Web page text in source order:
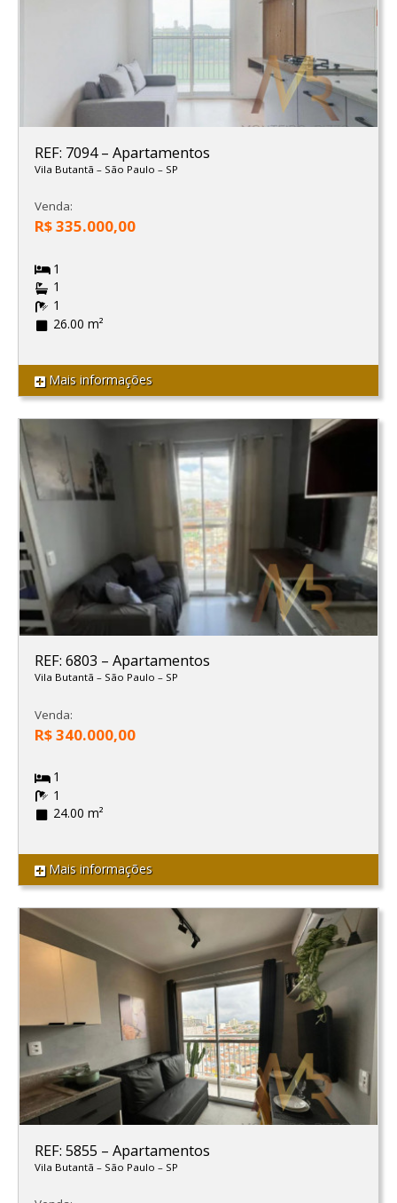
REF: 7094– Apartamentos
Vila Butantã – São Paulo – SP
Venda:
R$ 335.000,00
1
1
1
26.00 m²
Mais informações
REF: 6803 – Apartamentos
Vila Butantã – São Paulo – SP
Venda:
R$ 340.000,00
1
1
24.00 m²
Mais informações
REF: 5855 – Apartamentos
Vila Butantã – São Paulo – SP